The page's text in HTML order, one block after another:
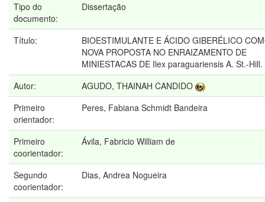
Tipo do
documento:
Dissertação
Título:
BIOESTIMULANTE E ÁCIDO GIBERÉLICO
NOVA PROPOSTA NO ENRAIZAMENTO DE
MINIESTACAS DE Ilex paraguariensis A. St.-Hill.
Autor:
AGUDO, THAINAH CANDIDO
Primeiro
orientador:
Peres, Fabiana Schmidt Bandeira
Primeiro
coorientador:
Ávila, Fabricio William de
Segundo
coorientador:
Dias, Andrea Nogueira